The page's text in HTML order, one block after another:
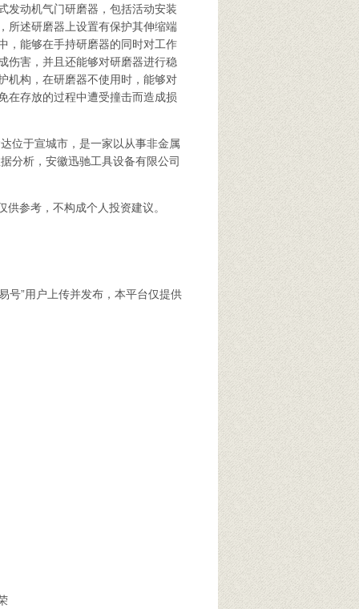
动机气门研磨器，包括活动安装
所述研磨器上设置有保护其伸缩端
，能够在手持研磨器的同时对工作
伤害，并且还能够对研磨器进行稳
机构，在研磨器不使用时，能够对
在存放的过程中遭受撞击而造成损
位于宣城市，是一家以从事非金属
分析，安徽迅驰工具设备有限公司
参考，不构成个人投资建议。
”用户上传并发布，本平台仅提供